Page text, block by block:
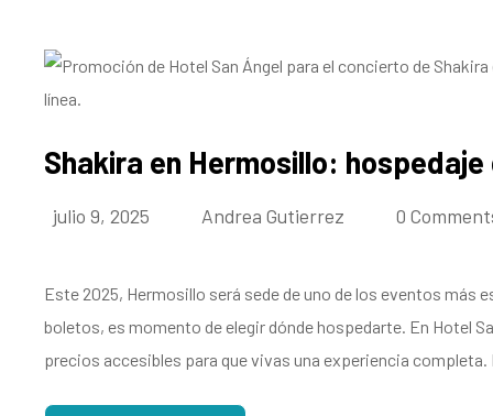
Shakira en Hermosillo: hospedaje
julio 9, 2025 Andrea Gutierrez 0
Este 2025, Hermosillo será sede de uno de los eventos más
boletos, es momento de elegir dónde hospedarte. En Hotel
precios accesibles para que vivas una experiencia